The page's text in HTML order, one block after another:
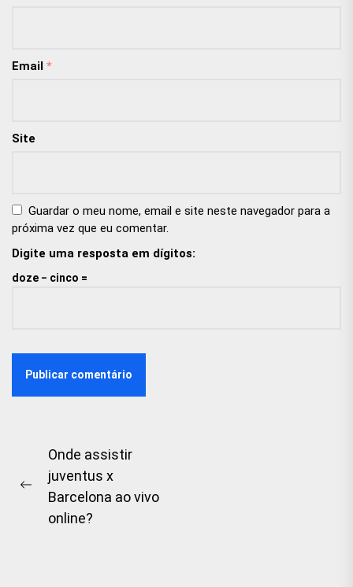
Email *
Site
Guardar o meu nome, email e site neste navegador para a
próxima vez que eu comentar.
Digite uma resposta em dígitos:
doze − cinco =
Navegação
de
artigos
Previous
post:
Onde assistir
juventus x
Barcelona ao vivo
online?